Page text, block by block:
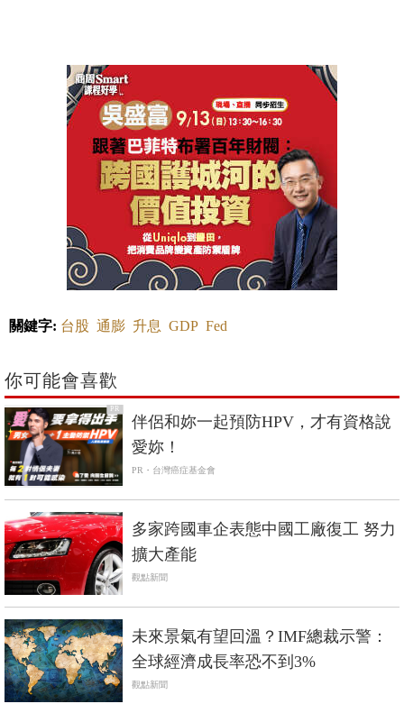
關鍵字: 台股 通膨 升息 GDP Fed
你可能會喜歡
PR
伴侶和妳一起預防HPV，才有資格說
愛妳！
PR・台灣癌症基金會
多家跨國車企表態中國工廠復工 努力
擴大產能
觀點新聞
未來景氣有望回溫？IMF總裁示警：
全球經濟成長率恐不到3%
觀點新聞